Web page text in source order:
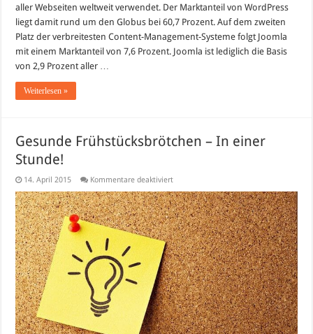
aller Webseiten weltweit verwendet. Der Marktanteil von WordPress
liegt damit rund um den Globus bei 60,7 Prozent. Auf dem zweiten
Platz der verbreitesten Content-Management-Systeme folgt Joomla
mit einem Marktanteil von 7,6 Prozent. Joomla ist lediglich die Basis
von 2,9 Prozent aller …
Weiterlesen »
Gesunde Frühstücksbrötchen – In einer
Stunde!
14. April 2015 Kommentare deaktiviertfür
Frühstücksbrötchen
–
In
einer
Stunde!